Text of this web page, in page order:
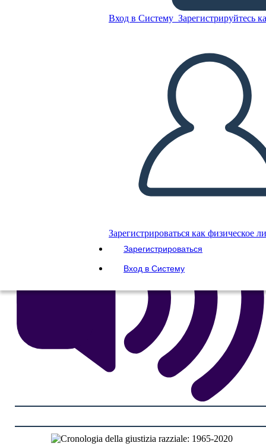
Вход в Систему Зарегистрируйтесь
Зарегистрироваться как физическое
Зарегистрироваться
Вход в Систему
Скопируйте эту раскадровку
СОЗДАТЬ РАСКАДРОВКУ
ВОСПРОИЗВЕСТИ СЛАЙД-ШОУ
ПОЧИТАЙ МНЕ